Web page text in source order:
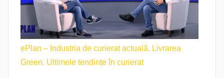
ePlan – Industria de curierat actuală. Livrarea
Green. Ultimele tendințe în curierat